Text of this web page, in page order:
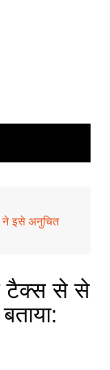
ने इसे अनुचित
टैक्स से से